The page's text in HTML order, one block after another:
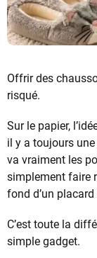
Offrir des
risqué.
Sur le papier,
il y a toujours
va vraiment les
simplement faire
fond d’un placard
C’est toute la
simple gadget.